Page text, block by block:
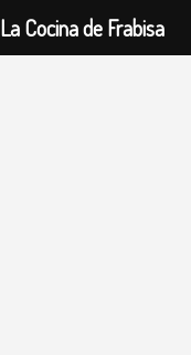
La Cocina de Frabisa